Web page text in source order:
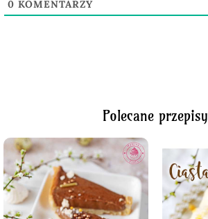
0 KOMENTARZY
Polecane przepisy